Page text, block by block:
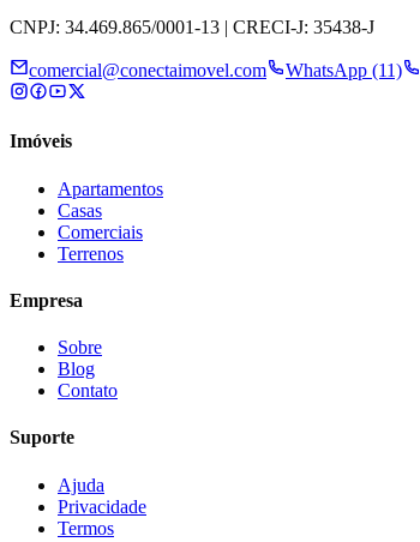
CNPJ: 34.469.865/0001-13 | CRECI-J: 35438-J
comercial@conectaimovel.com WhatsApp (11)
Imóveis
Apartamentos
Casas
Comerciais
Terrenos
Empresa
Sobre
Blog
Contato
Suporte
Ajuda
Privacidade
Termos